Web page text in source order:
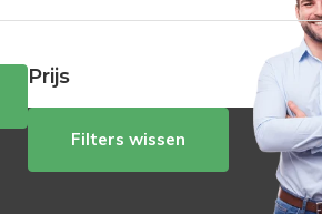
Prijs
Filters wissen